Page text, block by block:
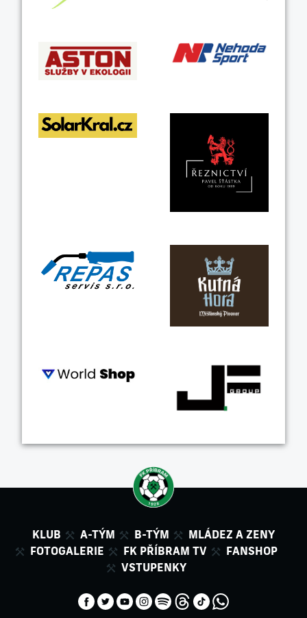
KLUB A-TÝM B-TÝM
MLÁDEZ A ZENY
FOTOGALERIE
FK PŘÍBRAM TV
FANSHOP
VSTUPENKY